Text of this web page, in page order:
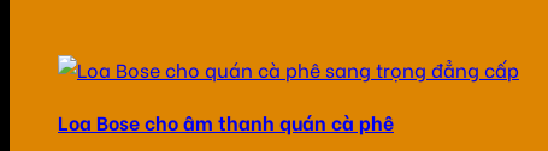
Loa Bose cho âm thanh quán cà phê